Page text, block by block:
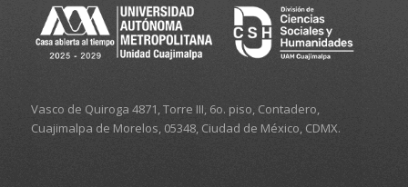
Vasco de Quiroga 4871, Torre III, 6o. piso, Contadero,
Cuajimalpa de Morelos, 05348, Ciudad de México, CDMX.